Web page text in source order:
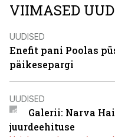
VIIMASED
UUDISED
Enefit pani Poolas
päikesepargi
UUDISED
Galerii: Narva
juurdeehituse